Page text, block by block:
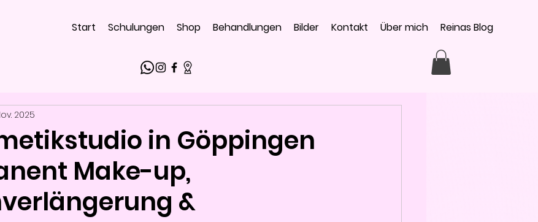
Start Schulungen Shop Behandlungen Bilder Kontakt Über mich Reinas Blog
in Göppingen
Make-up,
&
2025